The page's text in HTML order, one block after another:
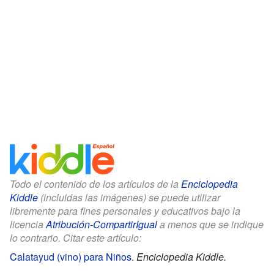
Todo el contenido de los artículos de la Enciclopedia
Kiddle (incluidas las imágenes) se puede utilizar
libremente para fines personales y educativos bajo la
licenciaAtribución-CompartirIguala menos que se indique
lo contrario. Citar este artículo:
Calatayud (vino) para Niños. Enciclopedia Kiddle.